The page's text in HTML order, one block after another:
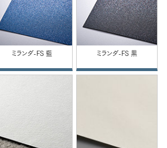
ミランダ-FS 藍 ミランダ-FS 黒